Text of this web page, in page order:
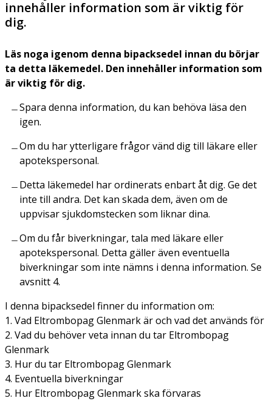
innehåller information som är viktig för
dig.
Läs noga igenom denna bipacksedel innan du börjar
ta detta läkemedel. Den innehåller information som
är viktig för dig.
Spara denna information, du kan behöva läsa den
igen.
Om du har ytterligare frågor vänd dig till läkare eller
apotekspersonal.
Detta läkemedel har ordinerats enbart åt dig. Ge det
inte till andra. Det kan skada dem, även om de
uppvisar sjukdomstecken som liknar dina.
Om du får biverkningar, tala med läkare eller
apotekspersonal. Detta gäller även eventuella
biverkningar som inte nämns i denna information. Se
avsnitt 4.
I denna bipacksedel finner du information om:
1. Vad Eltrombopag Glenmark är och vad det används för
2. Vad du behöver veta innan du tar Eltrombopag
Glenmark
3. Hur du tar Eltrombopag Glenmark
4. Eventuella biverkningar
5. Hur Eltrombopag Glenmark ska förvaras